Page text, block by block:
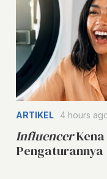
ARTIKEL 4 hours
InfluencerKena
Pengaturannya